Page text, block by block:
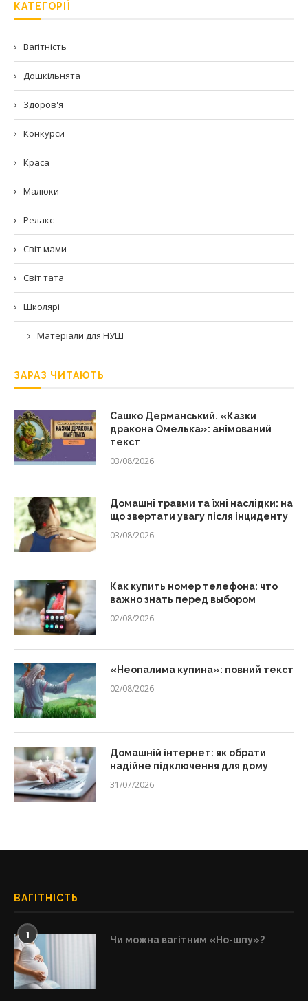
КАТЕГОРІЇ
Вагітність
Дошкільнята
Здоров'я
Конкурси
Краса
Малюки
Релакс
Світ мами
Світ тата
Школярі
Матеріали для НУШ
ЗАРАЗ ЧИТАЮТЬ
Сашко Дерманський. «Казки
дракона Омелька»: анімований
текст
03/08/2026
Домашні травми та їхні наслідки: на
що звертати увагу після інциденту
03/08/2026
Как купить номер телефона: что
важно знать перед выбором
02/08/2026
«Неопалима купина»: повний текст
02/08/2026
Домашній інтернет: як обрати
надійне підключення для дому
31/07/2026
ВАГІТНІСТЬ
1 Чи можна вагітним «Но-шпу»?